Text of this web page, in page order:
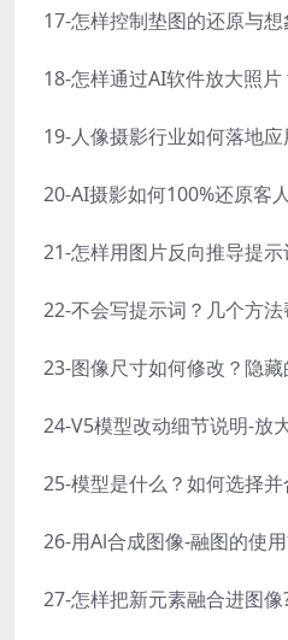
17-怎样控制垫图的还原与
18-怎样通过AI软件放大照
19-人像摄影行业如何落地
20-AI摄影如何100%还原客
21-怎样用图片反向推导提
22-不会写提示词？几个方法
23-图像尺寸如何修改？隐
24-V5模型改动细节说明-放
25-模型是什么？如何选择
26-用Al合成图像-融图的使
27-怎样把新元素融合进图像